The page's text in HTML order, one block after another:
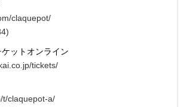
claquepot/
ットオンライン
tickets/
t/claquepot-a/